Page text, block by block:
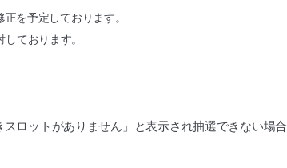
を予定しております。
ております。
ロットがありません」と表示され抽選できない場合